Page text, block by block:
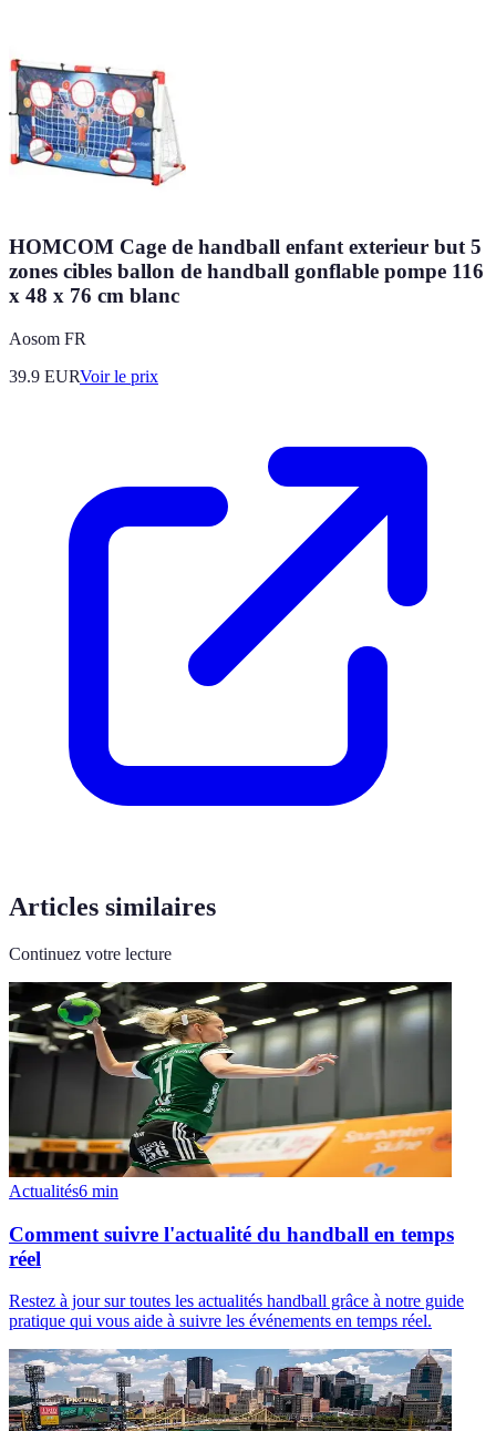
HOMCOM Cage de handball enfant exterieur but 5
zones cibles ballon de handball gonflable pompe 116
x 48 x 76 cm blanc
Aosom FR
39.9 EURVoir le prix
Articles similaires
Continuez votre lecture
Actualités6 min
Comment suivre l'actualité du handball en temps
réel
Restez à jour sur toutes les actualités handball grâce à notre guide
pratique qui vous aide à suivre les événements en temps réel.